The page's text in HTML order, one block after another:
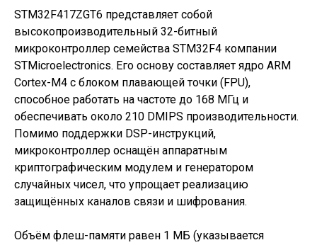
STM32F417ZGT6 представляет собой
высокопроизводительный 32-битный
микроконтроллер семейства STM32F4 компании
STMicroelectronics. Его основу составляет ядро ARM
Cortex-M4 с блоком плавающей точки (FPU),
способное работать на частоте до 168 МГц и
обеспечивать около 210 DMIPS производительности.
Помимо поддержки DSP-инструкций,
микроконтроллер оснащён аппаратным
криптографическим модулем и генератором
случайных чисел, что упрощает реализацию
защищённых каналов связи и шифрования.
Объём флеш-памяти равен 1 МБ (указывается